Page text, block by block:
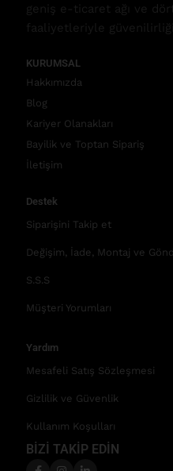
geniş e-ticaret ağı ve dört
faaliyetleriyle güvenilirliği
KURUMSAL
Hakkımızda
Blog
Kariyer Olanakları
Bayilik ve Toptan Sipariş
İletişim
Destek
Siparişini Takip et
Değişim, İade, Montaj ve
S.S.S
Müşteri Yorumları
Yardım
Mesafeli Satış Sözleşmesi
Gizlilik ve Güvenlik
Kullanım Koşulları
BİZİ TAKİP EDİN